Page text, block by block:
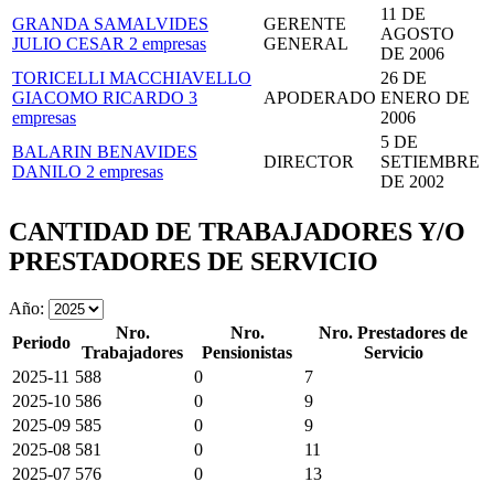
GRANDA SAMALVIDES
JULIO CESAR 2 empresas
GERENTE
GENERAL
11 DE
AGOSTO
DE 2006
TORICELLI MACCHIAVELLO
GIACOMO RICARDO 3
empresas
APODERADO
26 DE
ENERO DE
2006
BALARIN BENAVIDES
DANILO 2 empresas
DIRECTOR
5 DE
SETIEMBRE
DE 2002
CANTIDAD DE TRABAJADORES Y/O
PRESTADORES DE SERVICIO
Año:
Periodo
Nro.
Trabajadores
Nro.
Pensionistas
Nro. Prestadores de
Servicio
2025-11 588 0
7
2025-10 586 0
9
2025-09 585 0
9
2025-08 581 0
11
2025-07 576 0 13